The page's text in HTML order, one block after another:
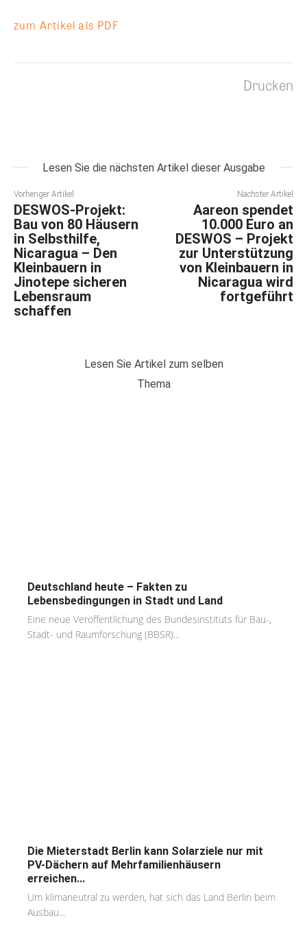
zum Artikel als PDF
Drucken
Lesen Sie die nächsten Artikel dieser Ausgabe
Vorheriger Artikel
DESWOS-Projekt:
Bau von 80 Häusern
in Selbsthilfe,
Nicaragua – Den
Kleinbauern in
Jinotepe sicheren
Lebensraum
schaffen
Nächster Artikel
Aareon spendet
10.000 Euro an
DESWOS – Projekt
zur Unterstützung
von Kleinbauern in
Nicaragua wird
fortgeführt
Lesen Sie Artikel zum selben
Thema
Deutschland heute – Fakten zu
Lebensbedingungen in Stadt und Land
Eine neue Veröffentlichung des Bundesinstituts für Bau-,
Stadt- und Raumforschung (BBSR)...
Die Mieterstadt Berlin kann Solarziele nur mit
PV-Dächern auf Mehrfamilienhäusern
erreichen...
Um klimaneutral zu werden, hat sich das Land Berlin beim
Ausbau...